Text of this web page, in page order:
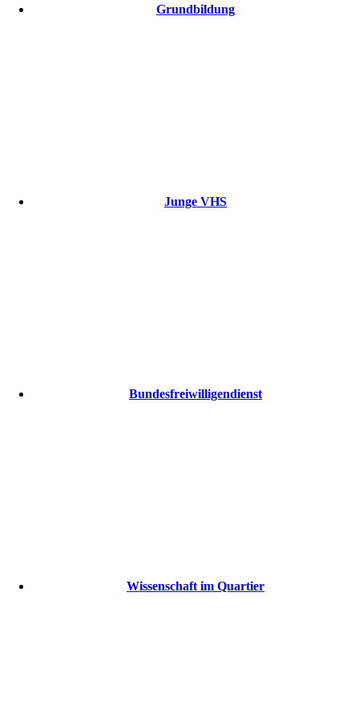
Grundbildung
Junge VHS
Bundesfreiwilligendienst
Wissenschaft im Quartier